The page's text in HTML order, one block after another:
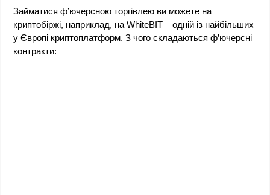
Займатися ф’ючерсною торгівлею ви можете на
криптобіржі, наприклад, на WhiteBIT – одній із найбільших
у Європі криптоплатформ. З чого складаються ф’ючерсні
контракти: